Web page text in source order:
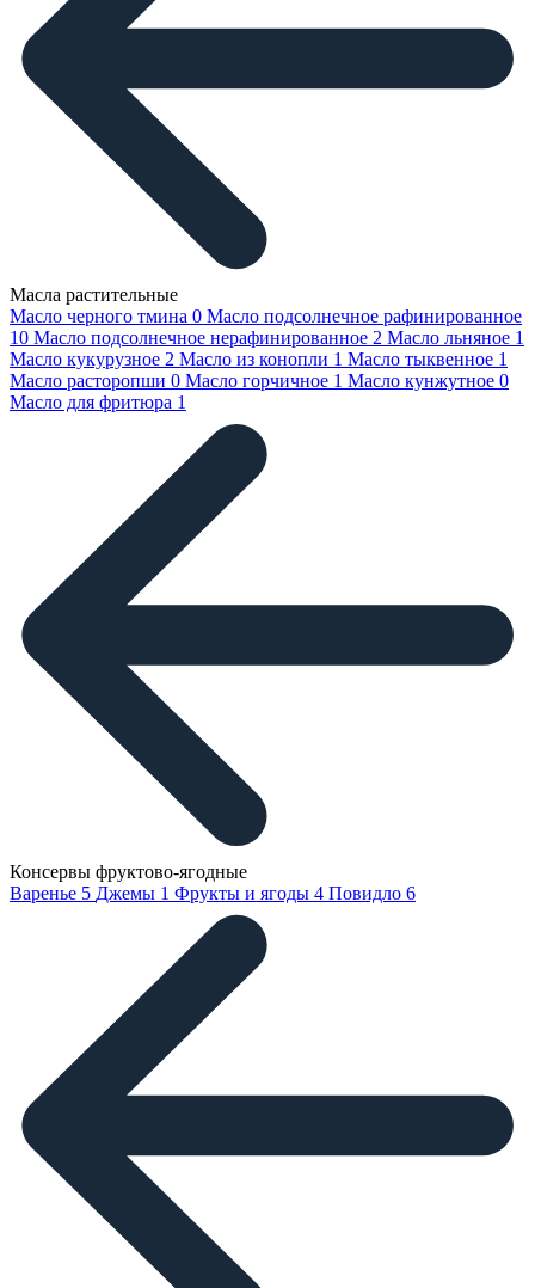
Масла растительные
Масло черного тмина 0 Масло подсолнечное рафинированное
10 Масло подсолнечное нерафинированное 2 Масло льняное 1
Масло кукурузное 2 Масло из конопли 1 Масло тыквенное 1
Масло расторопши 0 Масло горчичное 1 Масло кунжутное 0
Масло для фритюра 1
Консервы фруктово-ягодные
Варенье 5 Джемы 1 Фрукты и ягоды 4 Повидло 6